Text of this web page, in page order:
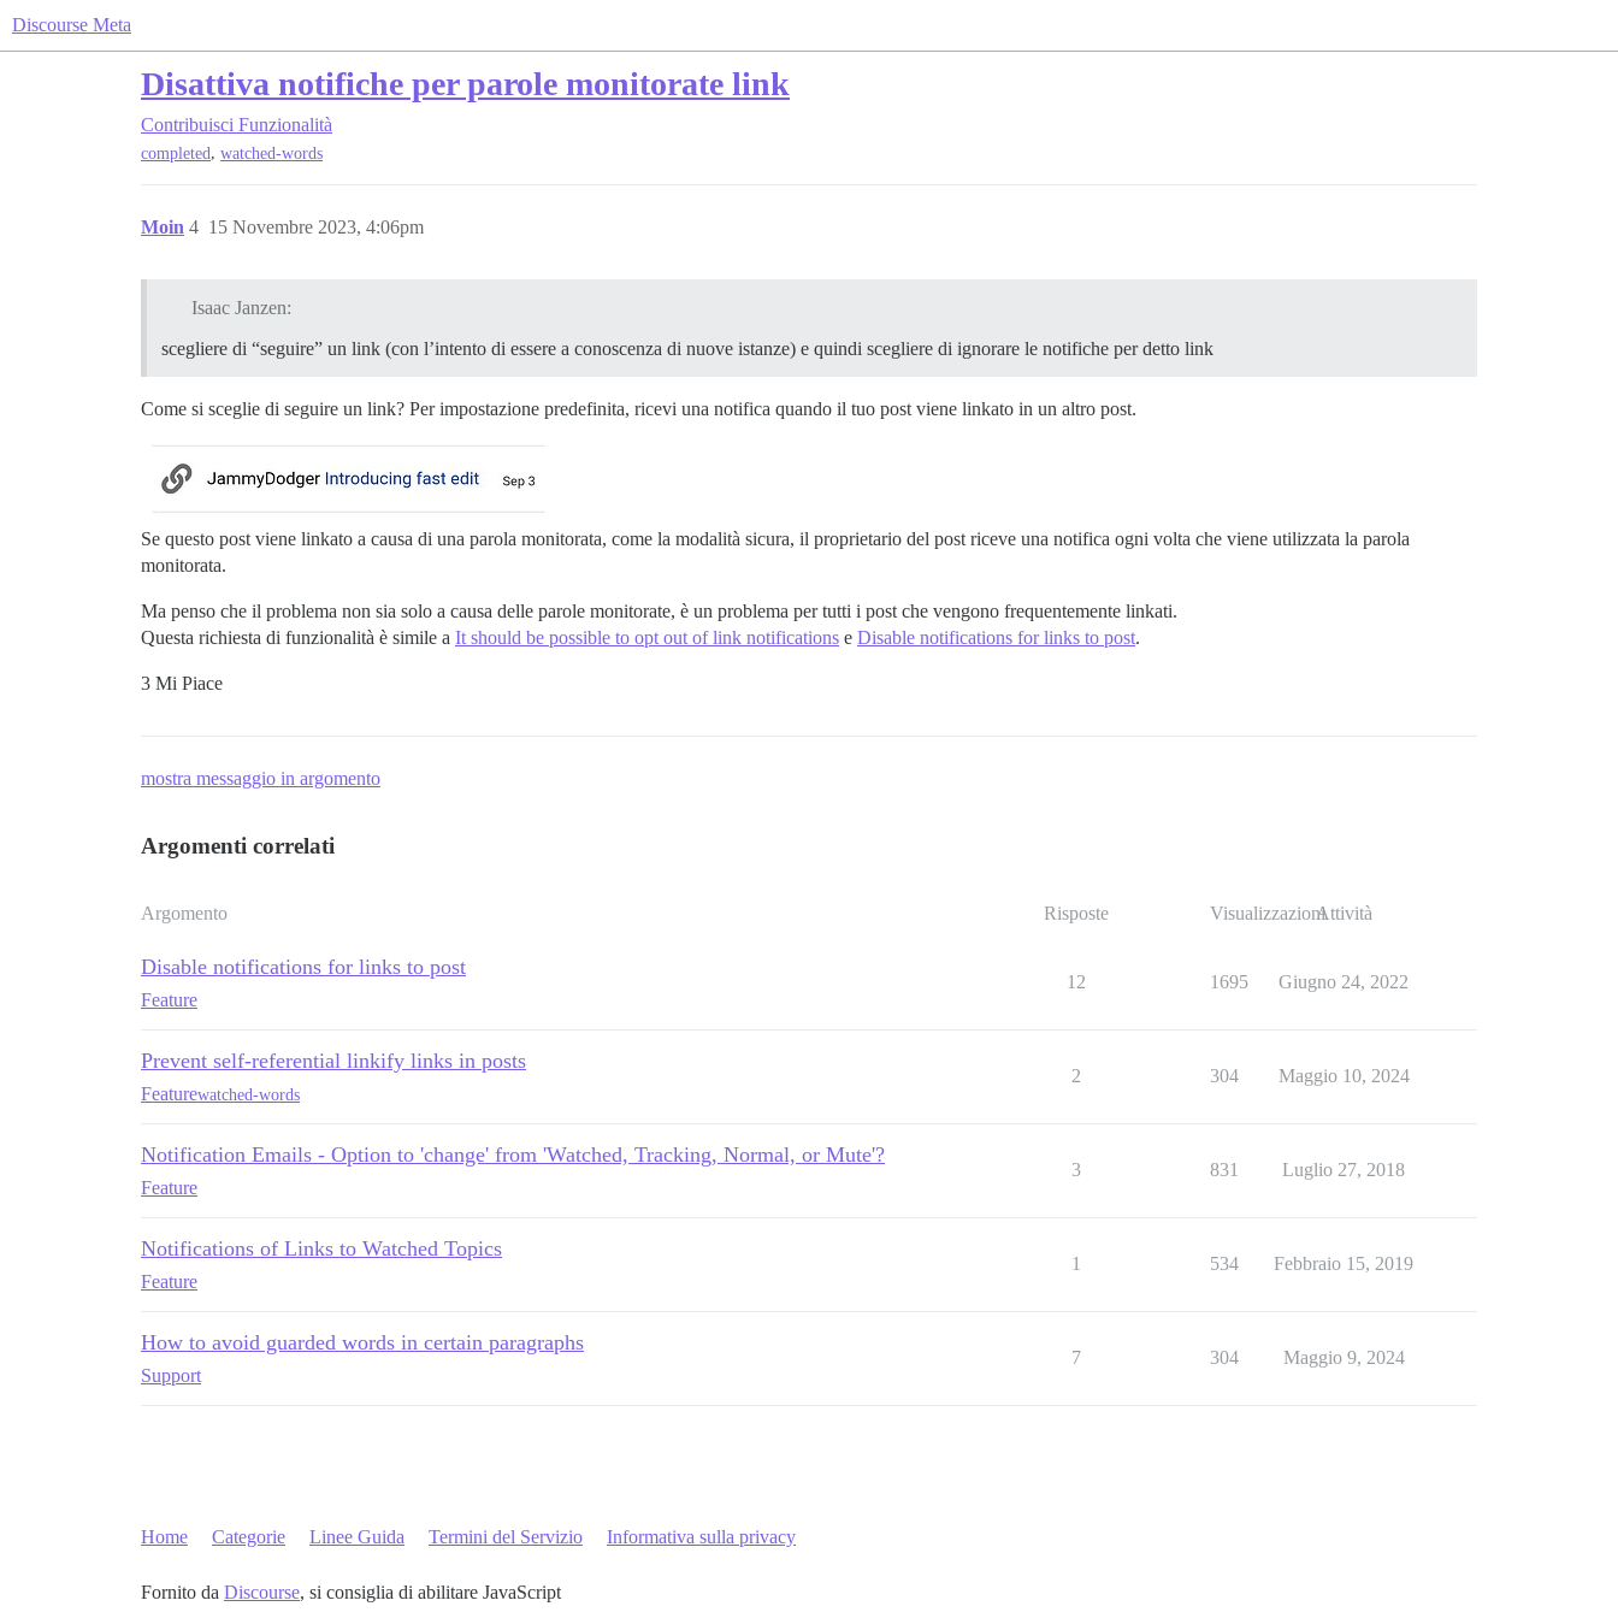
Discourse Meta
Disattiva notifiche per parole monitorate link
Contribuisci Funzionalità
completed, watched-words
Moin 15 Novembre 2023, 4:06pm
4
Isaac Janzen:
scegliere di “seguire” un link (con l’intento di essere a conoscenza di nuove istanze) e quindi scegliere di ignorare le notifiche per detto link
Come si sceglie di seguire un link? Per impostazione predefinita, ricevi una notifica quando il tuo post viene linkato in un altro post.
Se questo post viene linkato a causa di una parola monitorata, come la modalità sicura, il proprietario del post riceve una notifica ogni volta che viene utilizzata la parola
monitorata.
Ma penso che il problema non sia solo a causa delle parole monitorate, è un problema per tutti i post che vengono frequentemente linkati.
Questa richiesta di funzionalità è simile a It should be possible to opt out of link notifications e Disable notifications for links to post.
3 Mi Piace
mostra messaggio in argomento
Argomenti correlati
Argomento Risposte VisualizzazioniAttività
Disable notifications for links to post
Feature
12 1695 Giugno 24, 2022
Prevent self-referential linkify links in posts
Featurewatched-words
2 304 Maggio 10, 2024
Notification Emails - Option to 'change' from 'Watched, Tracking, Normal, or Mute'?
Feature
3 831 Luglio 27, 2018
Notifications of Links to Watched Topics
Feature
1 534 Febbraio 15, 2019
How to avoid guarded words in certain paragraphs
Support
7 304 Maggio 9, 2024
Home Categorie Linee Guida Termini del Servizio Informativa sulla privacy
Fornito da Discourse, si consiglia di abilitare JavaScript